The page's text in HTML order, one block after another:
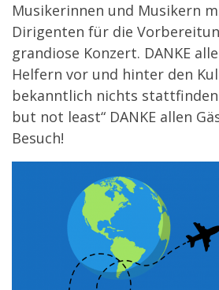
Musikerinnen und Musikern
Dirigenten für die
grandiose Konzert. DANKE
Helfern vor und hinter den
bekanntlich nichts
but not least“ DANKE allen
Besuch!